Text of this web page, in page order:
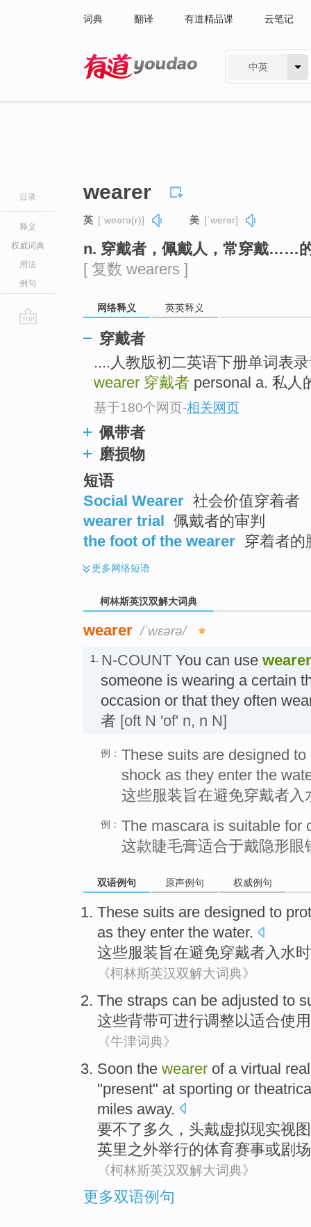
词典 翻译 有道精品课 云笔记
中英
目录
释义
权威词典
用法
例句
wearer
英 [ˈweərə(r)] 美 [ˈwerər]
n. 穿戴者，佩戴人，常穿戴……
[ 复数 wearers ]
网络释义 英英释义
穿戴者
....人教版初二英语下册单词表
wearer 穿戴者 personal a. 私人
基于180个网页-相关网页
佩带者
磨损物
短语
Social Wearer 社会价值穿着者
wearer trial
佩戴者的审判
the foot of the wearer 穿着者的
更多网络短语
柯林斯英汉双解大词典
wearer /ˈwɛərə/
1. N-COUNT You can use wearer
someone is wearing a certain
occasion or that they often
者 [oft N 'of' n, n N]
例： These suits are designed
shock as they enter the
这些服装旨在避免穿戴者入
例： The mascara is suitable for
这款睫毛膏适合于戴隐形眼
双语例句 原声例句 权威例句
These suits are designed to
as they enter the water.
这些服装旨在避免穿戴者 入 水
《柯林斯英汉双解大词典》
The straps can be adjusted to
这些背带可进行调整以适合使
《牛津词典》
Soon the wearer ofa virtual
"present" at sporting or
miles away.
要不了多久 ，头戴虚拟现实视
英里之外举行的体育赛事或剧场
《柯林斯英汉双解大词典》
更多双语例句